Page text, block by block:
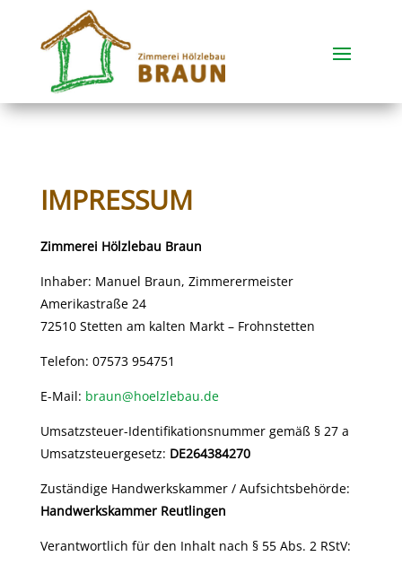
IMPRESSUM
Zimmerei Hölzlebau Braun
Inhaber: Manuel Braun, Zimmerermeister
Amerikastraße 24
72510 Stetten am kalten Markt – Frohnstetten
Telefon: 07573 954751
E-Mail: braun@hoelzlebau.de
Umsatzsteuer-Identifikationsnummer gemäß § 27 a
Umsatzsteuergesetz: DE264384270
Zuständige Handwerkskammer / Aufsichtsbehörde:
Handwerkskammer Reutlingen
Verantwortlich für den Inhalt nach § 55 Abs. 2 RStV: